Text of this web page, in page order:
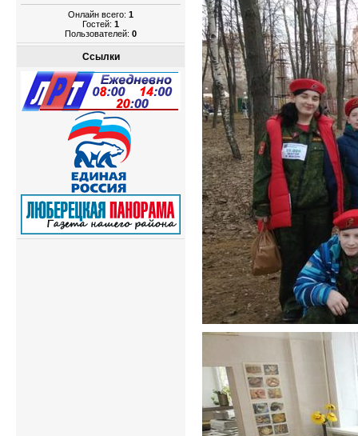
Онлайн всего: 1
Гостей: 1
Пользователей: 0
Ссылки